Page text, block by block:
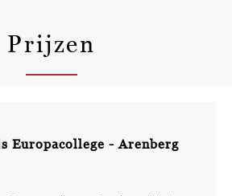
Prijzen
Europacollege - Arenberg